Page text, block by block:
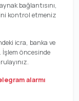
bağlantısını,
kontrol etmeniz
icra, banka ve
İşlem öncesinde
alarmı